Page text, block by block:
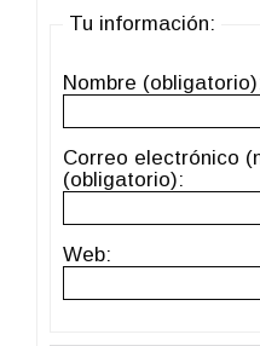
Tu información:
Nombre
Correo electrónico
(obligatorio):
Web: